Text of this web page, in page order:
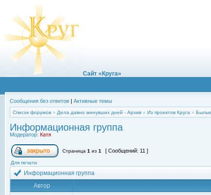
Сайт «Круга»
Сообщения без ответов | Активные темы
Список форумов » Дела давно минувших дней - Архив » Из проектов Круга »
Информационная группа
Модератор: Катя
Страница 1 из 1 [ Сообщений: 11 ]
Для печати
Информационная группа
Автор